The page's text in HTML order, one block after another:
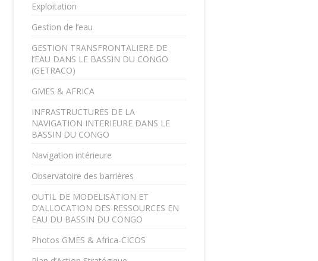
Exploitation
Gestion de l’eau
GESTION TRANSFRONTALIERE DE
l’EAU DANS LE BASSIN DU CONGO
(GETRACO)
GMES & AFRICA
INFRASTRUCTURES DE LA
NAVIGATION INTERIEURE DANS LE
BASSIN DU CONGO
Navigation intérieure
Observatoire des barrières
OUTIL DE MODELISATION ET
D’ALLOCATION DES RESSOURCES EN
EAU DU BASSIN DU CONGO
Photos GMES & Africa-CICOS